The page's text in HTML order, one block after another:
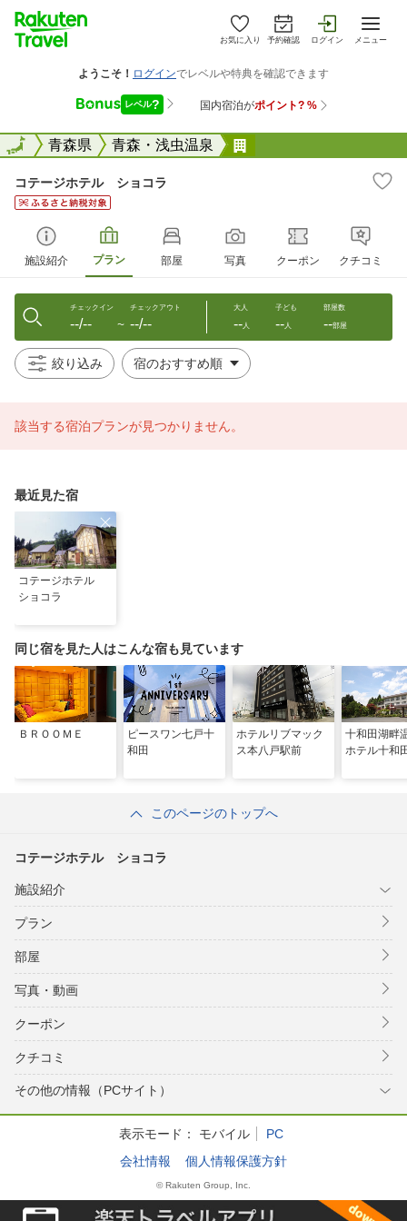
お気に入り 予約確認 ログイン メニュー
全国青森県 青森・浅虫温泉
全国
コテージホテル ショコラ
施設紹介 プラン 部屋 写真 クーポン クチコミ
チェックイン
--/-- 〜
チェックアウト
--/--
大人
--人
子ども
--人
部屋数
--部屋
絞り込み
該当する宿泊プランが見つかりません。
最近見た宿
コテージホテル
ショコラ
同じ宿を見た人はこんな宿も見ています
ＢＲＯＯＭＥ
ピースワン七戸十
和田
ホテルリブマック
ス本八戸駅前
十和田湖
ホテル十和
このページのトップへ
コテージホテル ショコラ
施設紹介
プラン
部屋
写真・動画
クーポン
クチコミ
その他の情報（PCサイト）
表示モード： モバイル
PC
会社情報
個人情報保護方針
© Rakuten Group, Inc.